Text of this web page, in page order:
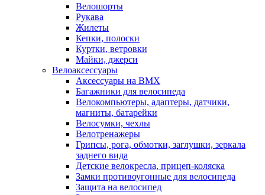
Велошорты
Рукава
Жилеты
Кепки, полоски
Куртки, ветровки
Майки, джерси
Велоаксессуары
Аксессуары на BMX
Багажники для велосипеда
Велокомпьютеры, адаптеры, датчики,
магниты, батарейки
Велосумки, чехлы
Велотренажеры
Грипсы, рога, обмотки, заглушки, зеркала
заднего вида
Детские велокресла, прицеп-коляска
Замки противоугонные для велосипеда
Защита на велосипед